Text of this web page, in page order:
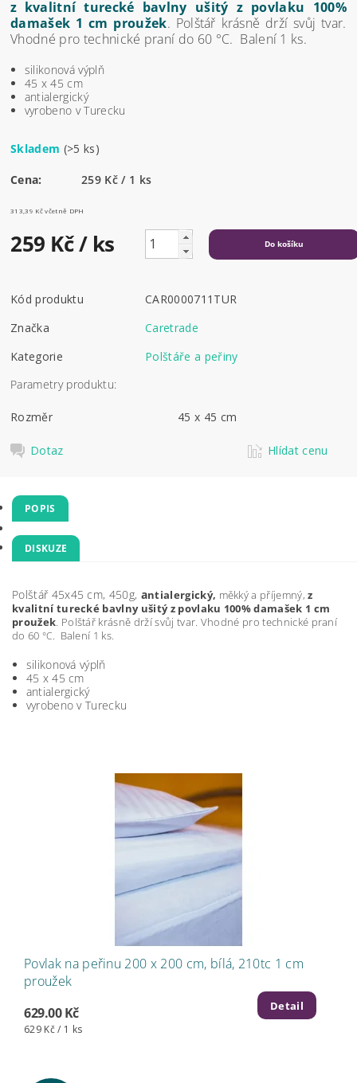
z kvalitní turecké bavlny ušitý z povlaku 100%
damašek 1 cm proužek. Polštář krásně drží svůj tvar.
Vhodné pro technické praní do 60 °C. Balení 1 ks.
silikonová výplň
45 x 45 cm
antialergický
vyrobeno v Turecku
Skladem (>5 ks)
Cena: 259 Kč / 1 ks
313,39 Kč včetně DPH
259 Kč/ ks
Kód produktu
CAR0000711TUR
Značka
Caretrade
Kategorie
Polštáře a peřiny
Parametry produktu:
Rozměr 45 x 45 cm
Dotaz Hlídat cenu
POPIS
DISKUZE
Polštář 45x45 cm, 450g, antialergický, měkký a příjemný,z
kvalitní turecké bavlny ušitý z povlaku 100% damašek 1 cm
proužek. Polštář krásně drží svůj tvar. Vhodné pro technické praní
do 60 °C. Balení 1 ks.
silikonová výplň
45 x 45 cm
antialergický
vyrobeno v Turecku
Povlak na peřinu 200 x 200 cm, bílá, 210tc 1 cm
proužek
629.00 Kč
629 Kč / 1 ks
Detail